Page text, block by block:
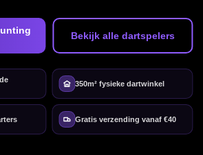
Bekijk alle dartspelers
350m² fysieke dartwinkel
Gratis verzending vanaf €40